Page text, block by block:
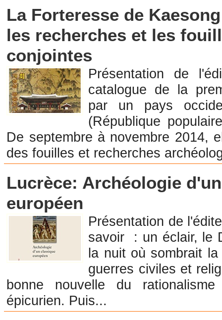
La Forteresse de
les recherches et les
conjointes
Présentation de
catalogue de la
par un pays
(République
De septembre à novembre 2014,
des fouilles et recherches
Lucrèce: Archéologie
européen
Présentation de
savoir : un éclair, le
la nuit où sombrait
guerres civiles et
bonne nouvelle du
épicurien. Puis...